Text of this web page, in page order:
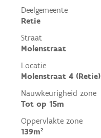
Deelgemeente
Retie
Straat
Molenstraat
Locatie
Molenstraat 4 (Retie)
Nauwkeurigheid zone
Tot op 15m
Oppervlakte zone
139m²